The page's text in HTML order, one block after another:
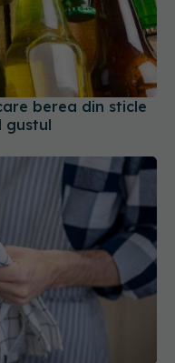
berea din sticle
sunt făcute